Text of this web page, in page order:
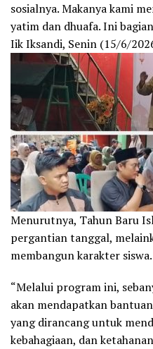
sosialnya. Makanya kami
yatim dan dhuafa. Ini
Iik Iksandi, Senin (15/6/
Menurutnya, Tahun Baru
pergantian tanggal,
membangun karakter siswa.
“Melalui program ini,
akan mendapatkan bantuan
yang dirancang untuk
kebahagiaan, dan ketahanan